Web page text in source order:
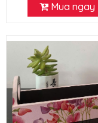
Mua ngay